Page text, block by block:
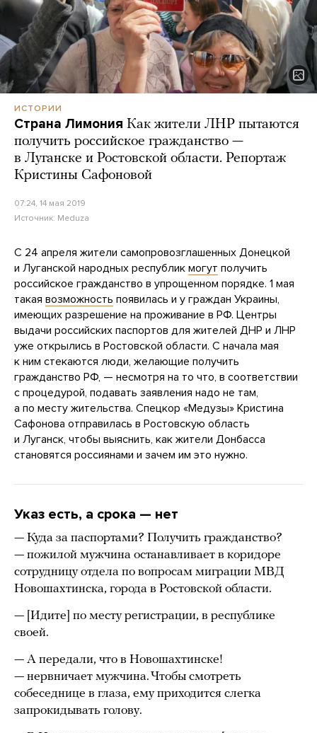
ИСТОРИИ
Страна Лимония Как жители ЛНР пытаются
получить российское гражданство —
в Луганске и Ростовской области. Репортаж
Кристины Сафоновой
07:24, 14 мая 2019
Источник: Meduza
С 24 апреля жители самопровозглашенных Донецкой
и Луганской народных республик могут получить
российское гражданство в упрощенном порядке. 1 мая
такая возможность появилась и у граждан Украины,
имеющих разрешение на проживание в РФ. Центры
выдачи российских паспортов для жителей ДНР и ЛНР
уже открылись в Ростовской области. С начала мая
к ним стекаются люди, желающие получить
гражданство РФ, — несмотря на то что, в соответствии
с процедурой, подавать заявления надо не там,
а по месту жительства. Спецкор «Медузы» Кристина
Сафонова отправилась в Ростовскую область
и Луганск, чтобы выяснить, как жители Донбасса
становятся россиянами и зачем им это нужно.
Указ есть, а срока — нет
— Куда за паспортами? Получить гражданство?
— пожилой мужчина останавливает в коридоре
сотрудницу отдела по вопросам миграции МВД
Новошахтинска, города в Ростовской области.
— [Идите] по месту регистрации, в республике
своей.
— А передали, что в Новошахтинске!
— нервничает мужчина. Чтобы смотреть
собеседнице в глаза, ему приходится слегка
запрокидывать голову.